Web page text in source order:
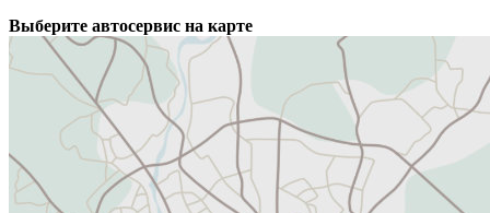
Выберите автосервис на карте